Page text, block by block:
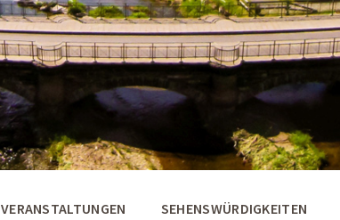
VERANSTALTUNGEN SEHENSWÜRDIGKEITEN